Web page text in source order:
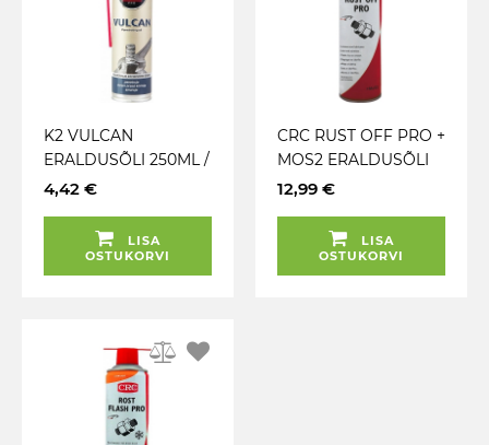
K2 VULCAN
ERALDUSÕLI 250ML /
AE
4,42 €
LISA
OSTUKORVI
CRC RUST OFF PRO +
MOS2 ERALDUSÕLI
ROOSTESURM 500ML
12,99 €
LISA
OSTUKORVI